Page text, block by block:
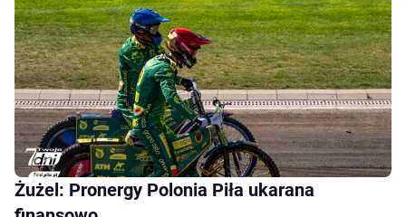
Żużel: Pronergy Polonia Piła ukarana